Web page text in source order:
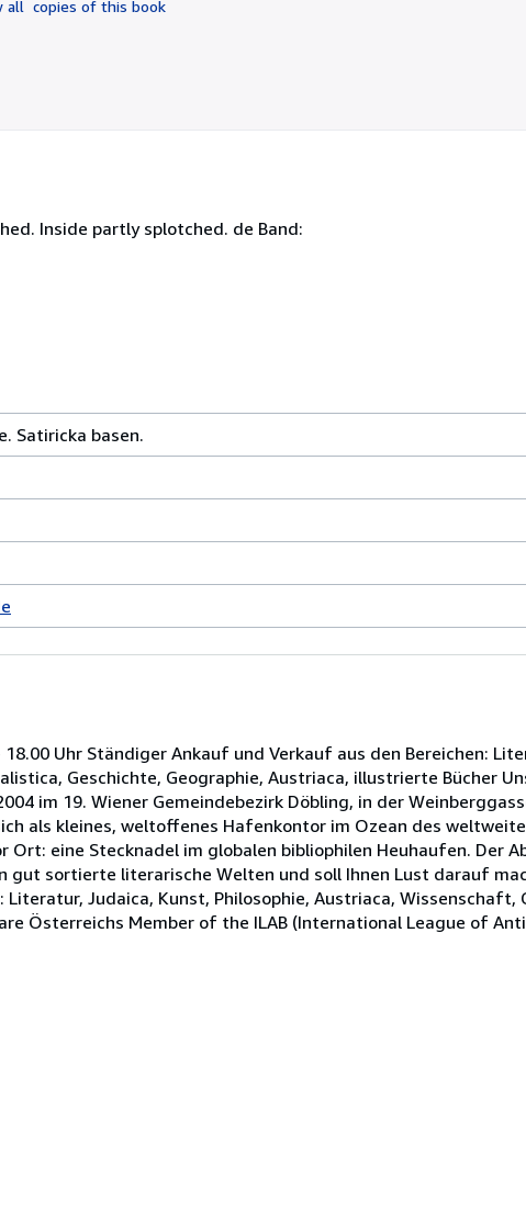
5
all copies of this book
Inside partly splotched. de Band:
Satiricka basen.
Uhr Ständiger Ankauf und Verkauf aus den Bereichen:
Geschichte, Geographie, Austriaca, illustrierte Bücher
im 19. Wiener Gemeindebezirk Döbling, in der
als kleines, weltoffenes Hafenkontor im Ozean des
Ort: eine Stecknadel im globalen bibliophilen Heuhaufen. Der
gut sortierte literarische Welten und soll Ihnen Lust darauf
Judaica, Kunst, Philosophie, Austriaca, Wissenschaft,
Österreichs Member of the ILAB (International League of